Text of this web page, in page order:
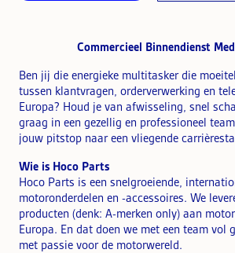
Commercieel Binnendienst
Ben jij die energieke multitasker die
tussen klantvragen, orderverwerking en
Europa? Houd je van afwisseling, snel
graag in een gezellig en professioneel
jouw pitstop naar een vliegende
Wie is Hoco Parts
Hoco Parts is een snelgroeiende,
motoronderdelen en -accessoires. We
producten (denk: A-merken only) aan
Europa. En dat doen we met een team vol
met passie voor de motorwereld.